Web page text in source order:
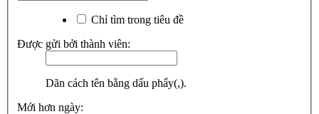
Chỉ tìm trong tiêu đề
Được gửi bởi thành viên:
Dãn cách tên bằng dấu phẩy(,).
Mới hơn ngày: